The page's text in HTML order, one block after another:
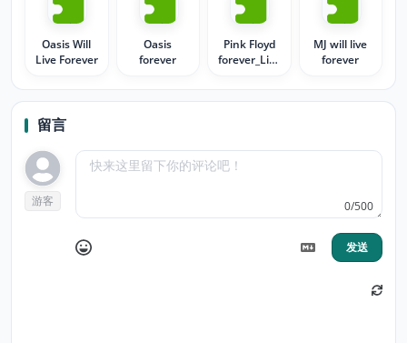
Oasis Will
Live Forever
Oasis
forever
Pink Floyd
forever_Live
MJ will live
forever
留言
游客 0/500
发送